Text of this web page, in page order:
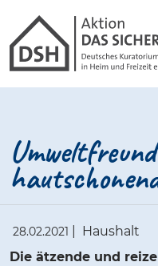
Gathmann
28.02.2021
Haushalt
Die ätzende und